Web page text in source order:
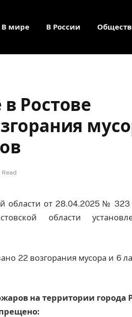
В мире В России
Ростове
Read
области от 28.04.2025 № 323
области
22 возгорания мусора и 6
на территории города